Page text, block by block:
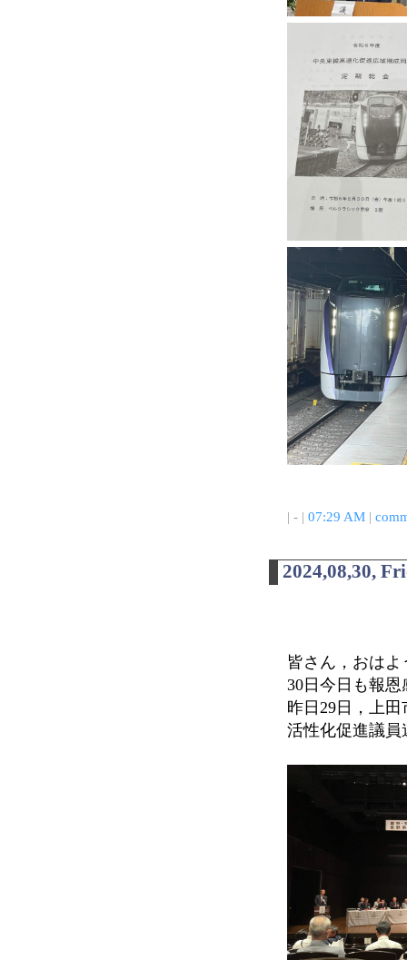
| - | 07:29 AM|
2024,08,30,
皆さん，おは
30日今日も報
昨日29日，上
活性化促進議員